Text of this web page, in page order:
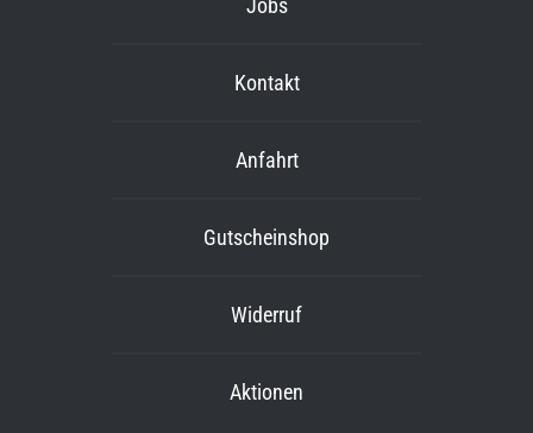
Jobs
Kontakt
Anfahrt
Gutscheinshop
Widerruf
Aktionen